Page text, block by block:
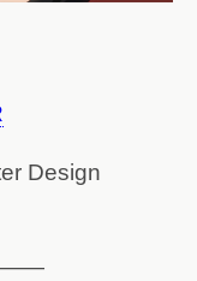
Design